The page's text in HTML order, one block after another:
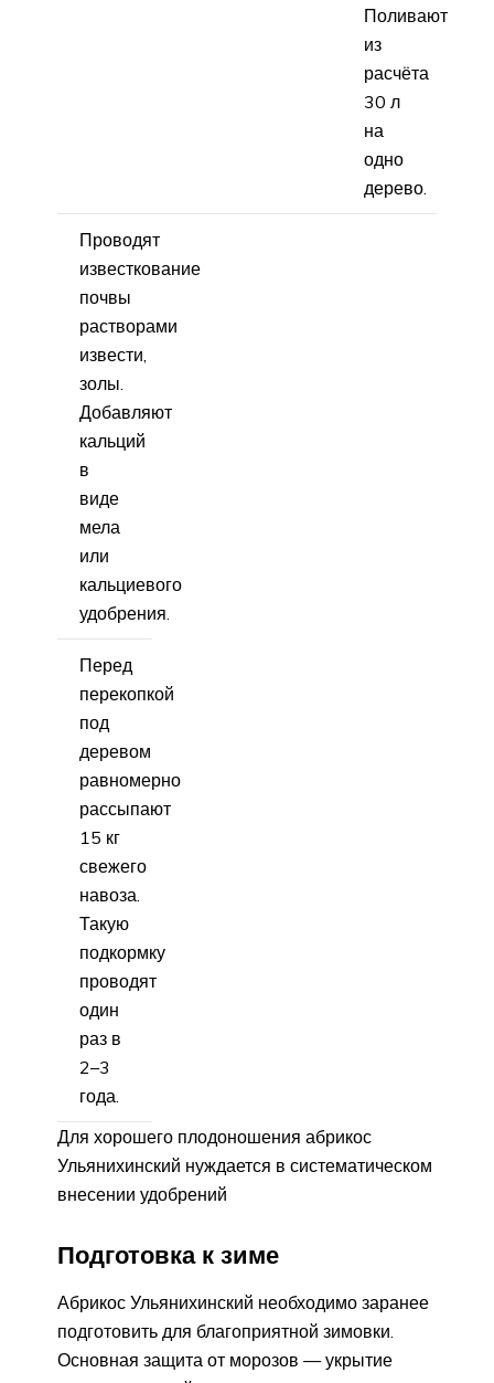
Поливают
из
расчёта
30 л
на
одно
дерево.
Проводят
известкование
почвы
растворами
извести,
золы.
Добавляют
кальций
в
виде
мела
или
кальциевого
удобрения.
Перед
перекопкой
под
деревом
равномерно
рассыпают
15 кг
свежего
навоза.
Такую
подкормку
проводят
один
раз в
2–3
года.
Для хорошего плодоношения абрикос
Ульянихинский нуждается в систематическом
внесении удобрений
Подготовка к зиме
Абрикос Ульянихинский необходимо заранее
подготовить для благоприятной зимовки.
Основная защита от морозов — укрытие